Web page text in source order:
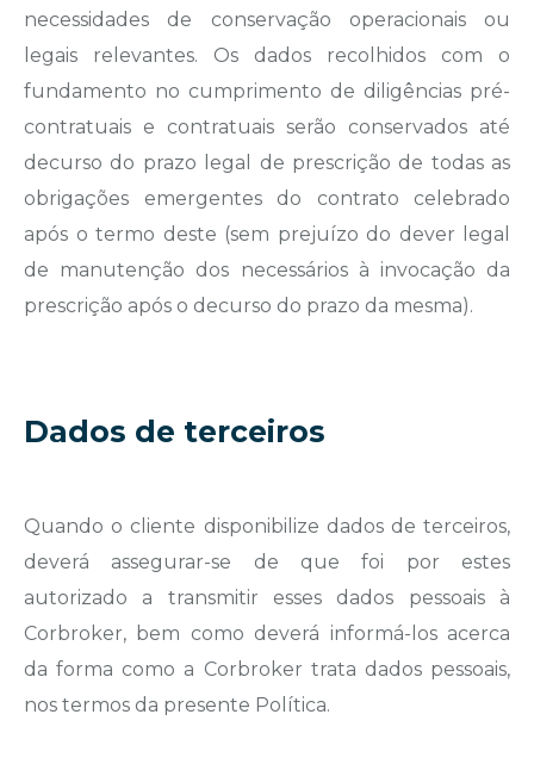
necessidades de conservação operacionais ou
legais relevantes. Os dados recolhidos com o
fundamento no cumprimento de diligências pré-
contratuais e contratuais serão conservados até
decurso do prazo legal de prescrição de todas as
obrigações emergentes do contrato celebrado
após o termo deste (sem prejuízo do dever legal
de manutenção dos necessários à invocação da
prescrição após o decurso do prazo da mesma).
Dados de terceiros
Quando o cliente disponibilize dados de terceiros,
deverá assegurar-se de que foi por estes
autorizado a transmitir esses dados pessoais à
Corbroker, bem como deverá informá-los acerca
da forma como a Corbroker trata dados pessoais,
nos termos da presente Política.